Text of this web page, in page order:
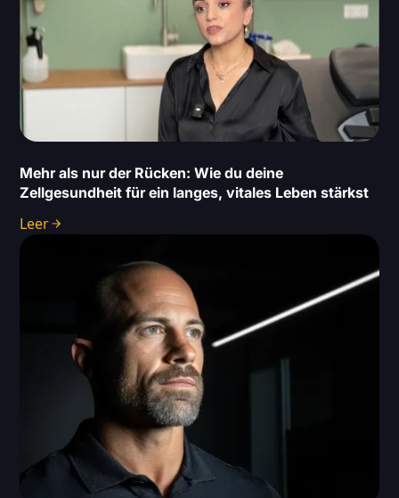
Mehr als nur der Rücken: Wie du deine
Zellgesundheit für ein langes, vitales Leben stärkst
Leer